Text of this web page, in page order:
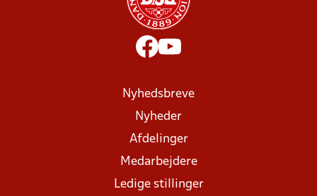
Nyhedsbreve
Nyheder
Afdelinger
Medarbejdere
Ledige stillinger